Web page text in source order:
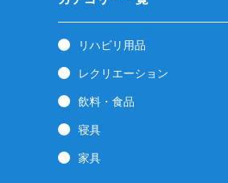
リハビリ用品
レクリエーション
飲料・食品
寝具
家具